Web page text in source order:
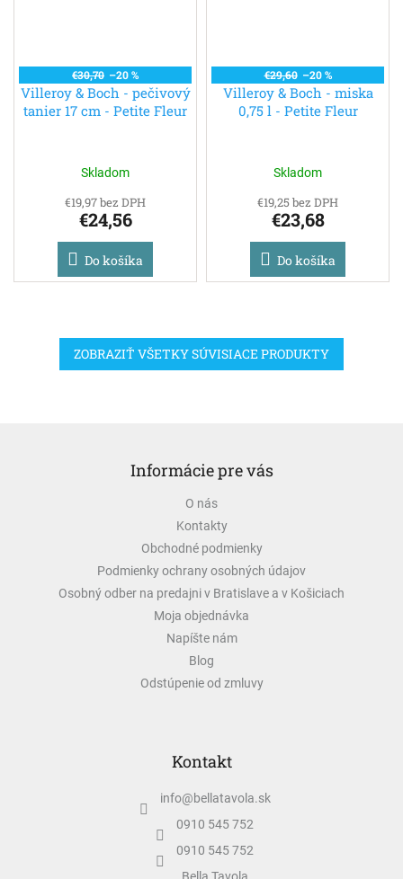
€30,70 –20 %
Villeroy & Boch - pečivový
tanier 17 cm - Petite Fleur
Skladom
€19,97 bez DPH
€24,56
Do košíka
€29,60 –20 %
Villeroy & Boch - miska
0,75 l - Petite Fleur
Skladom
€19,25 bez DPH
€23,68
Do košíka
ZOBRAZIŤ VŠETKY SÚVISIACE PRODUKTY
Informácie pre vás
O nás
Kontakty
Obchodné podmienky
Podmienky ochrany osobných údajov
Osobný odber na predajni v Bratislave a v Košiciach
Moja objednávka
Napíšte nám
Blog
Odstúpenie od zmluvy
Kontakt
info@bellatavola.sk
0910 545 752
0910 545 752